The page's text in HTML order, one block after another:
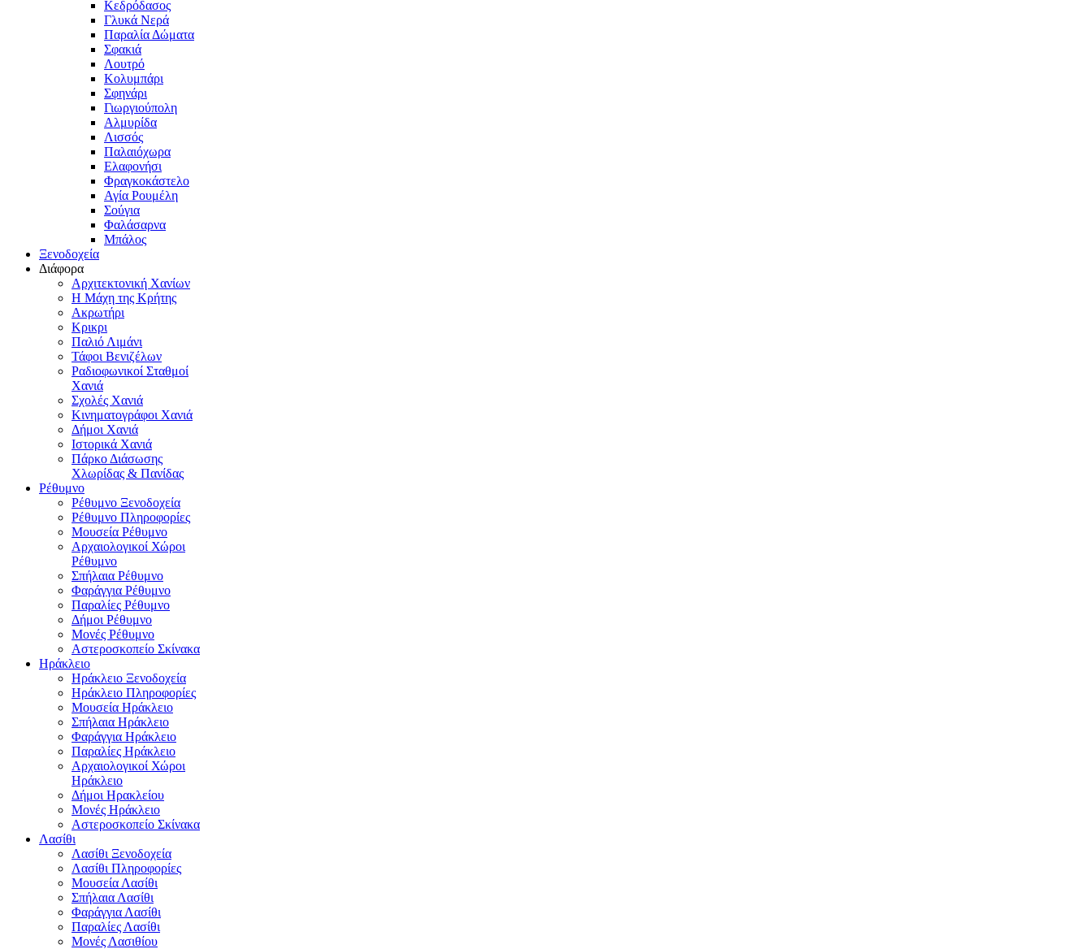
Κεδρόδασος
Γλυκά Νερά
Παραλία Δώματα
Σφακιά
Λουτρό
Κολυμπάρι
Σφηνάρι
Γιωργιούπολη
Αλμυρίδα
Λισσός
Παλαιόχωρα
Ελαφονήσι
Φραγκοκάστελο
Αγία Ρουμέλη
Σούγια
Φαλάσαρνα
Μπάλος
Ξενοδοχεία
Διάφορα
Αρχιτεκτονική Χανίων
Η Μάχη της Κρήτης
Ακρωτήρι
Κρικρι
Παλιό Λιμάνι
Τάφοι Βενιζέλων
Ραδιοφωνικοί Σταθμοί
Χανιά
Σχολές Χανιά
Κινηματογράφοι Χανιά
Δήμοι Χανιά
Ιστορικά Χανιά
Πάρκο Διάσωσης
Χλωρίδας & Πανίδας
Ρέθυμνο
Ρέθυμνο Ξενοδοχεία
Ρέθυμνο Πληροφορίες
Μουσεία Ρέθυμνο
Αρχαιολογικοί Χώροι
Ρέθυμνο
Σπήλαια Ρέθυμνο
Φαράγγια Ρέθυμνο
Παραλίες Ρέθυμνο
Δήμοι Ρέθυμνο
Μονές Ρέθυμνο
Αστεροσκοπείο Σκίνακα
Ηράκλειο
Ηράκλειο Ξενοδοχεία
Ηράκλειο Πληροφορίες
Μουσεία Ηράκλειο
Σπήλαια Ηράκλειο
Φαράγγια Ηράκλειο
Παραλίες Ηράκλειο
Αρχαιολογικοί Χώροι
Ηράκλειο
Δήμοι Ηρακλείου
Μονές Ηράκλειο
Αστεροσκοπείο Σκίνακα
Λασίθι
Λασίθι Ξενοδοχεία
Λασίθι Πληροφορίες
Μουσεία Λασίθι
Σπήλαια Λασίθι
Φαράγγια Λασίθι
Παραλίες Λασίθι
Μονές Λασιθίου